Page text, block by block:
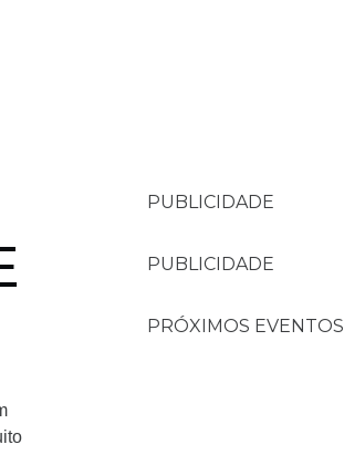
PUBLICIDADE
PUBLICIDADE
PRÓXIMOS EVENTOS